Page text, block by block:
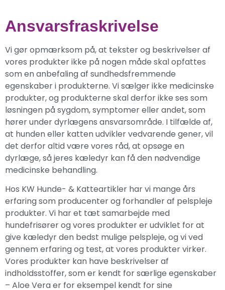
Ansvarsfraskrivelse
Vi gør opmærksom på, at tekster og beskrivelser af
vores produkter ikke på nogen måde skal opfattes
som en anbefaling af sundhedsfremmende
egenskaber i produkterne. Vi sælger ikke medicinske
produkter, og produkterne skal derfor ikke ses som
løsningen på sygdom, symptomer eller andet, som
hører under dyrlægens ansvarsområde. I tilfælde af,
at hunden eller katten udvikler vedvarende gener, vil
det derfor altid være vores råd, at opsøge en
dyrlæge, så jeres kæledyr kan få den nødvendige
medicinske behandling.
Hos KW Hunde- & Katteartikler har vi mange års
erfaring som producenter og forhandler af pelspleje
produkter. Vi har et tæt samarbejde med
hundefrisører og vores produkter er udviklet for at
give kæledyr den bedst mulige pelspleje, og vi ved
gennem erfaring og test, at vores produkter virker.
Vores produkter kan have beskrivelser af
indholdsstoffer, som er kendt for særlige egenskaber
– Aloe Vera er for eksempel kendt for sine